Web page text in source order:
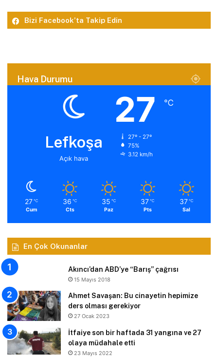
Bizi Facebook’ta Takip Edin
Hava Durumu
Lefkoşa
Açık hava
27 ℃
27º - 27º
75%
3.12 km/h
27 ℃
Cum
36 ℃
Cts
35 ℃
Paz
37 ℃
Pts
37 ℃
Sal
En Çok Okunanlar
Akıncı’dan ABD’ye “Barış” çağrısı
15 Mayıs 2018
Ahmet Savaşan: Bu cinayetin hepimize
ders olması gerekiyor
27 Ocak 2023
İtfaiye son bir haftada 31 yangına ve 27
olaya müdahale etti
23 Mayıs 2022